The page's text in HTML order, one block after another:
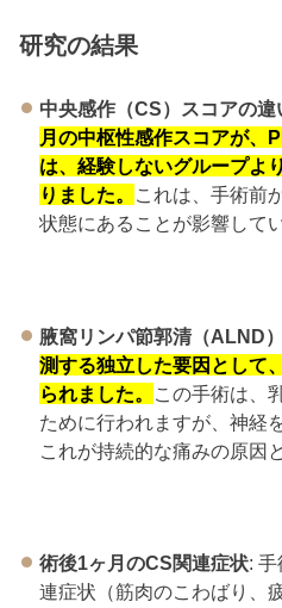
研究の結果
中央感作（CS）スコアの違
月の中枢性感作スコアが、
は、経験しないグループよ
りました。
これは、手術前
状態にあることが影響して
腋窩リンパ節郭清（ALND）
測する独立した要因として
られました。
この手術は、
ために行われますが、神経
これが持続的な痛みの原因
術後1ヶ月のCS関連症状: 手
連症状（筋肉のこわばり、